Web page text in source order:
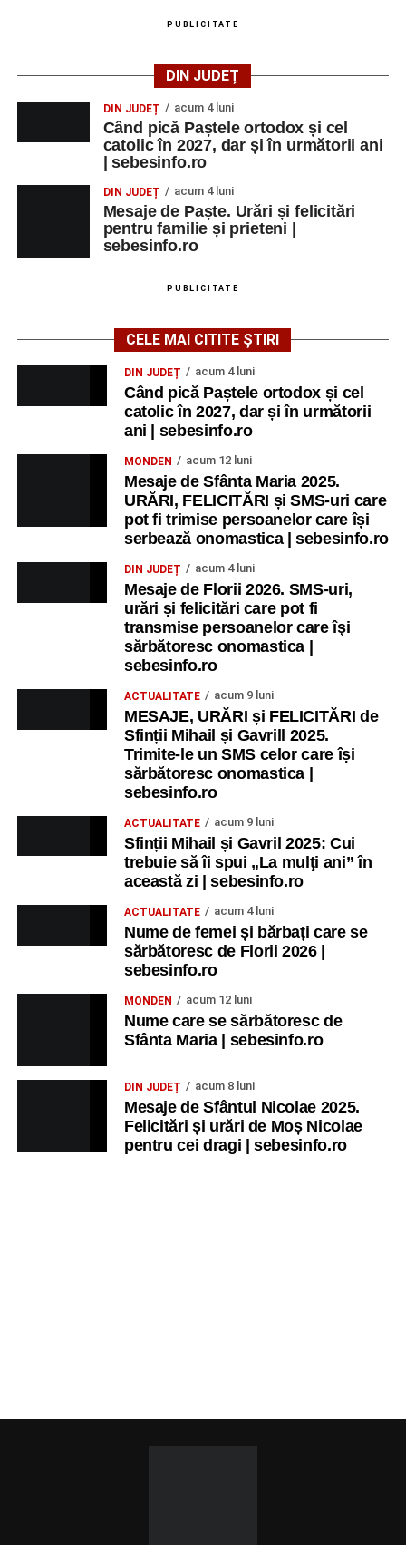
PUBLICITATE
DIN JUDEȚ
DIN JUDEȚ acum 4 luni
Când pică Paștele ortodox și cel
catolic în 2027, dar și în următorii ani
| sebesinfo.ro
DIN JUDEȚ acum 4 luni
Mesaje de Paște. Urări și felicitări
pentru familie și prieteni |
sebesinfo.ro
PUBLICITATE
CELE MAI CITITE ȘTIRI
DIN JUDEȚ acum 4 luni
Când pică Paștele ortodox și cel
catolic în 2027, dar și în următorii
ani | sebesinfo.ro
MONDEN acum 12 luni
Mesaje de Sfânta Maria 2025.
URĂRI, FELICITĂRI și SMS-uri care
pot fi trimise persoanelor care își
serbează onomastica | sebesinfo.ro
DIN JUDEȚ acum 4 luni
Mesaje de Florii 2026. SMS-uri,
urări și felicitări care pot fi
transmise persoanelor care îşi
sărbătoresc onomastica |
sebesinfo.ro
ACTUALITATE acum 9 luni
MESAJE, URĂRI și FELICITĂRI de
Sfinții Mihail și Gavrill 2025.
Trimite-le un SMS celor care își
sărbătoresc onomastica |
sebesinfo.ro
ACTUALITATE acum 9 luni
Sfinții Mihail și Gavril 2025: Cui
trebuie să îi spui „La mulţi ani” în
această zi | sebesinfo.ro
ACTUALITATE acum 4 luni
Nume de femei și bărbați care se
sărbătoresc de Florii 2026 |
sebesinfo.ro
MONDEN acum 12 luni
Nume care se sărbătoresc de
Sfânta Maria | sebesinfo.ro
DIN JUDEȚ acum 8 luni
Mesaje de Sfântul Nicolae 2025.
Felicitări și urări de Moș Nicolae
pentru cei dragi | sebesinfo.ro